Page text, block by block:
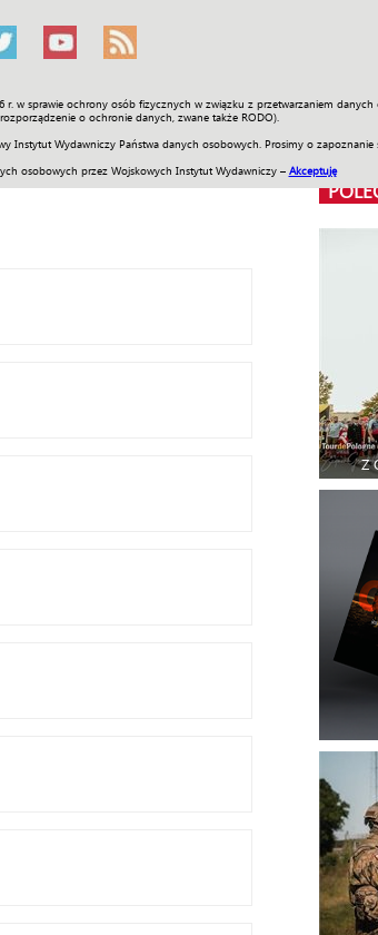
w sprawie ochrony osób fizycznych w związku z przetwarzaniem
o ochronie danych, zwane także RODO).
Instytut Wydawniczy Państwa danych osobowych. Prosimy o zapoznanie
osobowych przez Wojskowych Instytut Wydawniczy – Akceptuję
Historia Galerie Wideo ENGLISH SKLEP
Z